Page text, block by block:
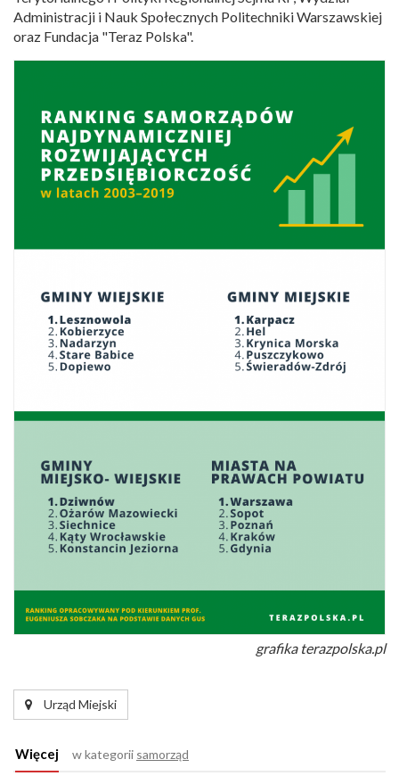
Administracji i Nauk Społecznych Politechniki Warszawskiej
oraz Fundacja "Teraz Polska".
grafika terazpolska.pl
Urząd Miejski
Więcej w kategorii samorząd